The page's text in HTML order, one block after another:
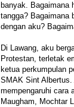
banyak. Bagaimana
tangga? Bagaimana
dengan aku?
Di Lawang, aku
Protestan, terletak
ketua perkumpulan
SMAK Sint
mempengaruhi cara
Maugham, Mochtar